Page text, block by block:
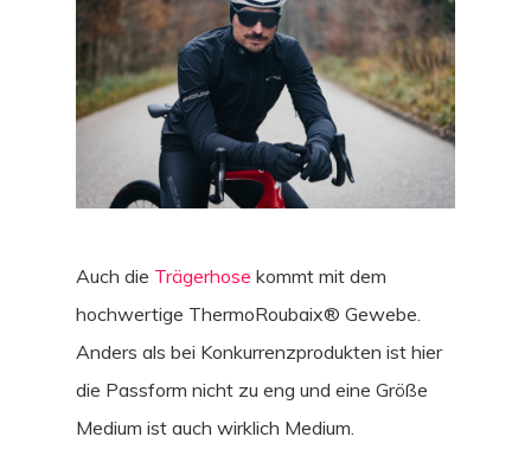
Auch die Trägerhose kommt mit dem
hochwertige ThermoRoubaix® Gewebe.
Anders als bei Konkurrenzprodukten ist hier
die Passform nicht zu eng und eine Größe
Medium ist auch wirklich Medium.